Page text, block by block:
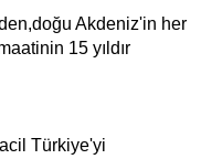
Akdeniz'in her
15 yıldır
Türkiye'yi